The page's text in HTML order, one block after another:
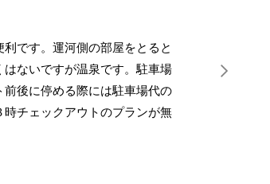
です。運河側の部屋をとると
ないですが温泉です。駐車場
後に停める際には駐車場代の
チェックアウトのプランが無